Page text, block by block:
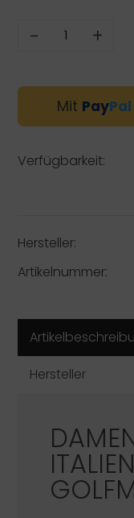
- +
Mit PayPal
Verfügbarkeit:
Hersteller:
Artikelnummer:
Hersteller